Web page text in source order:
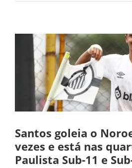
Santos goleia o
vezes e está nas
Paulista Sub-11 e